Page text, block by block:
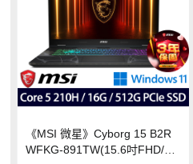
《MSI 微星》Cyborg 15 B2R
WFKG-891TW(15.6吋FHD/Co